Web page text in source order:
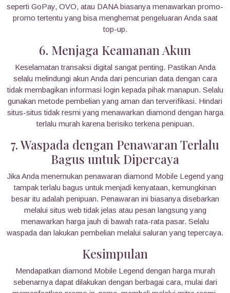
seperti GoPay, OVO, atau DANA biasanya menawarkan promo-
promo tertentu yang bisa menghemat pengeluaran Anda saat
top-up.
6. Menjaga Keamanan Akun
Keselamatan transaksi digital sangat penting. Pastikan Anda
selalu melindungi akun Anda dari pencurian data dengan cara
tidak membagikan informasi login kepada pihak manapun. Selalu
gunakan metode pembelian yang aman dan terverifikasi. Hindari
situs-situs tidak resmi yang menawarkan diamond dengan harga
terlalu murah karena berisiko terkena penipuan.
7. Waspada dengan Penawaran Terlalu
Bagus untuk Dipercaya
Jika Anda menemukan penawaran diamond Mobile Legend yang
tampak terlalu bagus untuk menjadi kenyataan, kemungkinan
besar itu adalah penipuan. Penawaran ini biasanya disebarkan
melalui situs web tidak jelas atau pesan langsung yang
menawarkan harga jauh di bawah rata-rata pasar. Selalu
waspada dan lakukan pembelian melalui saluran yang tepercaya.
Kesimpulan
Mendapatkan diamond Mobile Legend dengan harga murah
sebenarnya dapat dilakukan dengan berbagai cara, mulai dari